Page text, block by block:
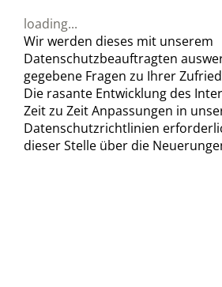
loading...
Wir werden dieses mit unserem
Datenschutzbeauftragten
gegebene Fragen zu Ihrer
Die rasante Entwicklung des
Zeit zu Zeit Anpassungen in
Datenschutzrichtlinien
dieser Stelle über die